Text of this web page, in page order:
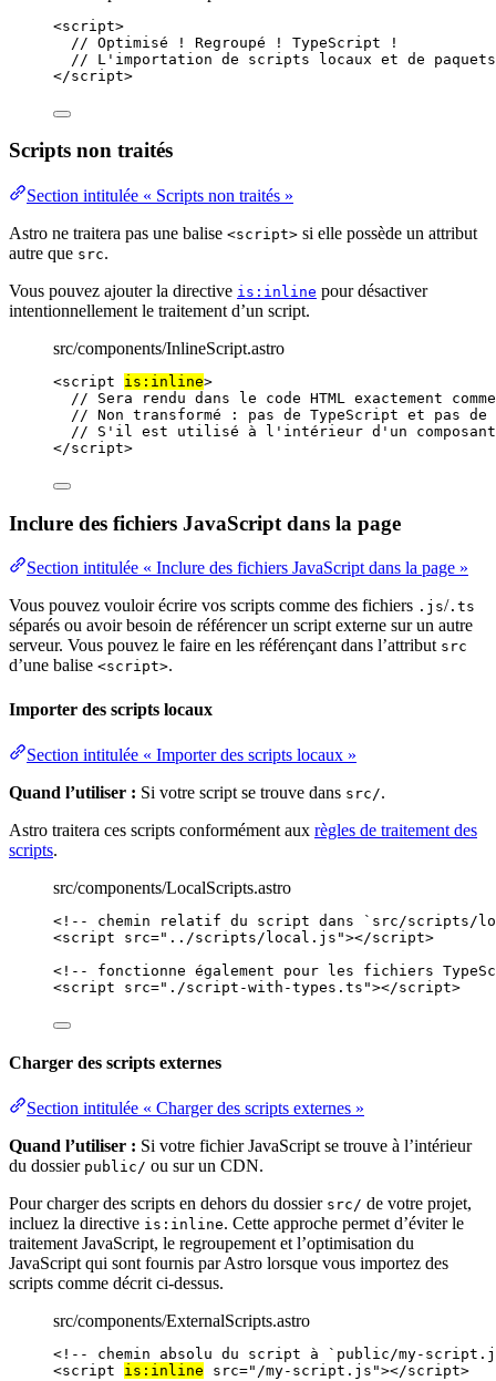
<script>
// Optimisé ! Regroupé ! TypeScript !
// L'importation de scripts locaux et de paquets
</script>
Scripts non traités
Section intitulée « Scripts non traités »
Astro ne traitera pas une balise <script> si elle possède un attribut
autre que src.
Vous pouvez ajouter la directive is:inline pour désactiver
intentionnellement le traitement d’un script.
src/components/InlineScript.astro
<script is:inline>
// Sera rendu dans le code HTML exactement
// Non transformé : pas de TypeScript et pas
// S'il est utilisé à l'intérieur d'un composant,
</script>
Inclure des fichiers JavaScript dans la page
Section intitulée « Inclure des fichiers JavaScript dans la page »
Vous pouvez vouloir écrire vos scripts comme des fichiers .js/ .ts
séparés ou avoir besoin de référencer un script externe sur un autre
serveur. Vous pouvez le faire en les référençant dans l’attribut src
d’une balise <script>.
Importer des scripts locaux
Section intitulée « Importer des scripts locaux »
Quand l’utiliser : Si votre script se trouve dans src/.
Astro traitera ces scripts conformément aux règles de traitement des
scripts.
src/components/LocalScripts.astro
<!-- chemin relatif du script dans `src/scripts/
<script src=" ../scripts/local.js "></script>
<!-- fonctionne également pour les fichiers
<script src=" ./script-with-types.ts "></script>
Charger des scripts externes
Section intitulée « Charger des scripts externes »
Quand l’utiliser : Si votre fichier JavaScript se trouve à l’intérieur
du dossier public/ ou sur un CDN.
Pour charger des scripts en dehors du dossier src/ de votre projet,
incluez la directive is:inline. Cette approche permet d’éviter le
traitement JavaScript, le regroupement et l’optimisation du
JavaScript qui sont fournis par Astro lorsque vous importez des
scripts comme décrit ci-dessus.
src/components/ExternalScripts.astro
<!-- chemin absolu du script à `public/my-
<script is:inline src=" /my-script.js "></script>